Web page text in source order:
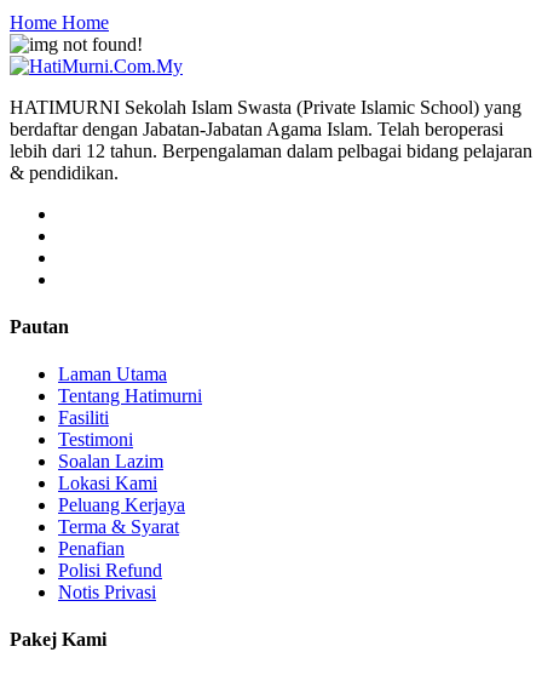
Home Home
HATIMURNI Sekolah Islam Swasta (Private Islamic School) yang
berdaftar dengan Jabatan-Jabatan Agama Islam. Telah beroperasi
lebih dari 12 tahun. Berpengalaman dalam pelbagai bidang pelajaran
& pendidikan.
Pautan
Laman Utama
Tentang Hatimurni
Fasiliti
Testimoni
Soalan Lazim
Lokasi Kami
Peluang Kerjaya
Terma & Syarat
Penafian
Polisi Refund
Notis Privasi
Pakej Kami